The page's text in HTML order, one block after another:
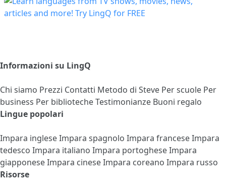
Informazioni su LingQ
Chi siamo Prezzi Contatti Metodo di Steve Per scuole Per
business Per bibliotecheTestimonianze Buoni regalo
Lingue popolari
Impara ingleseImpara spagnolo Impara franceseImpara
tedesco Impara italiano Impara portogheseImpara
giapponeseImpara cineseImpara coreano Impara russo
Risorse